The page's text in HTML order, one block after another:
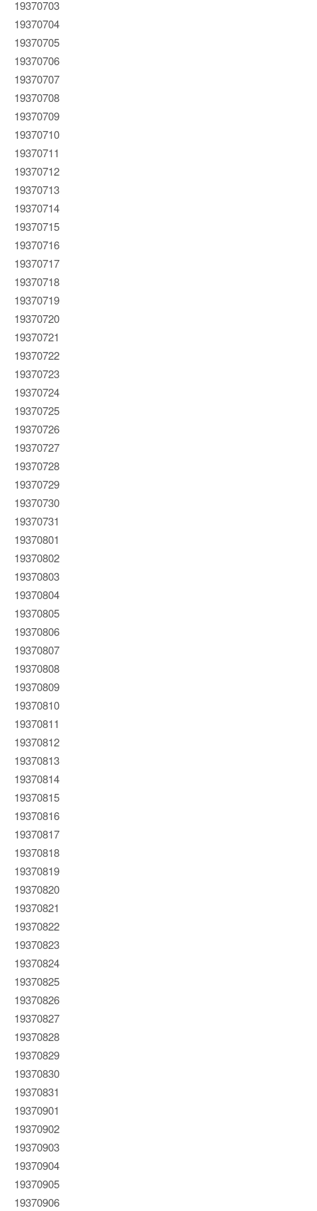
19370703
19370704
19370705
19370706
19370707
19370708
19370709
19370710
19370711
19370712
19370713
19370714
19370715
19370716
19370717
19370718
19370719
19370720
19370721
19370722
19370723
19370724
19370725
19370726
19370727
19370728
19370729
19370730
19370731
19370801
19370802
19370803
19370804
19370805
19370806
19370807
19370808
19370809
19370810
19370811
19370812
19370813
19370814
19370815
19370816
19370817
19370818
19370819
19370820
19370821
19370822
19370823
19370824
19370825
19370826
19370827
19370828
19370829
19370830
19370831
19370901
19370902
19370903
19370904
19370905
19370906